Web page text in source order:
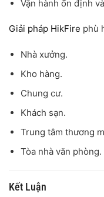
Vận hành ổn định
Giải pháp HikFire phù
Nhà xưởng.
Kho hàng.
Chung cư.
Khách sạn.
Trung tâm thương
Tòa nhà văn phòng.
Kết Luận